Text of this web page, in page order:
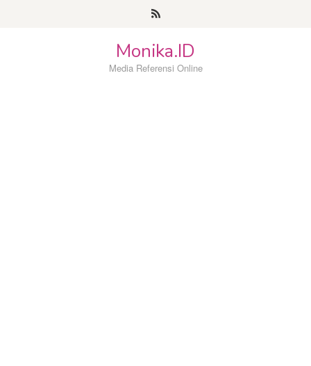
Monika.ID
Media Referensi Online